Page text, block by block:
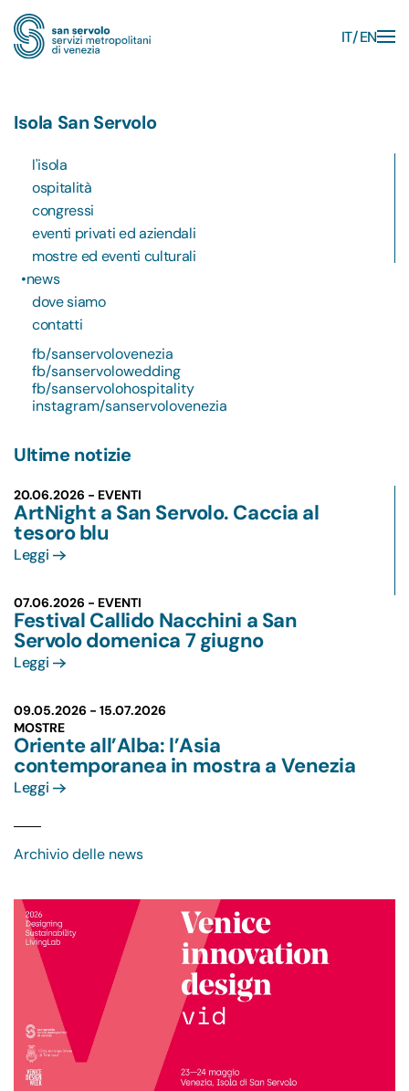
Skip to main content
IT EN
Isola San Servolo
l'isola
ospitalità
congressi
eventi privati ed aziendali
mostre ed eventi culturali
news
dove siamo
contatti
fb/sanservolovenezia
fb/sanservolowedding
fb/sanservolohospitality
instagram/sanservolovenezia
Ultime notizie
20.06.2026 - EVENTI
ArtNight a San Servolo. Caccia al
tesoro blu
Leggi
07.06.2026 - EVENTI
Festival Callido Nacchini a San
Servolo domenica 7 giugno
Leggi
09.05.2026 - 15.07.2026
MOSTRE
Oriente all’Alba: l’Asia
contemporanea in mostra a Venezia
Leggi
Archivio delle news